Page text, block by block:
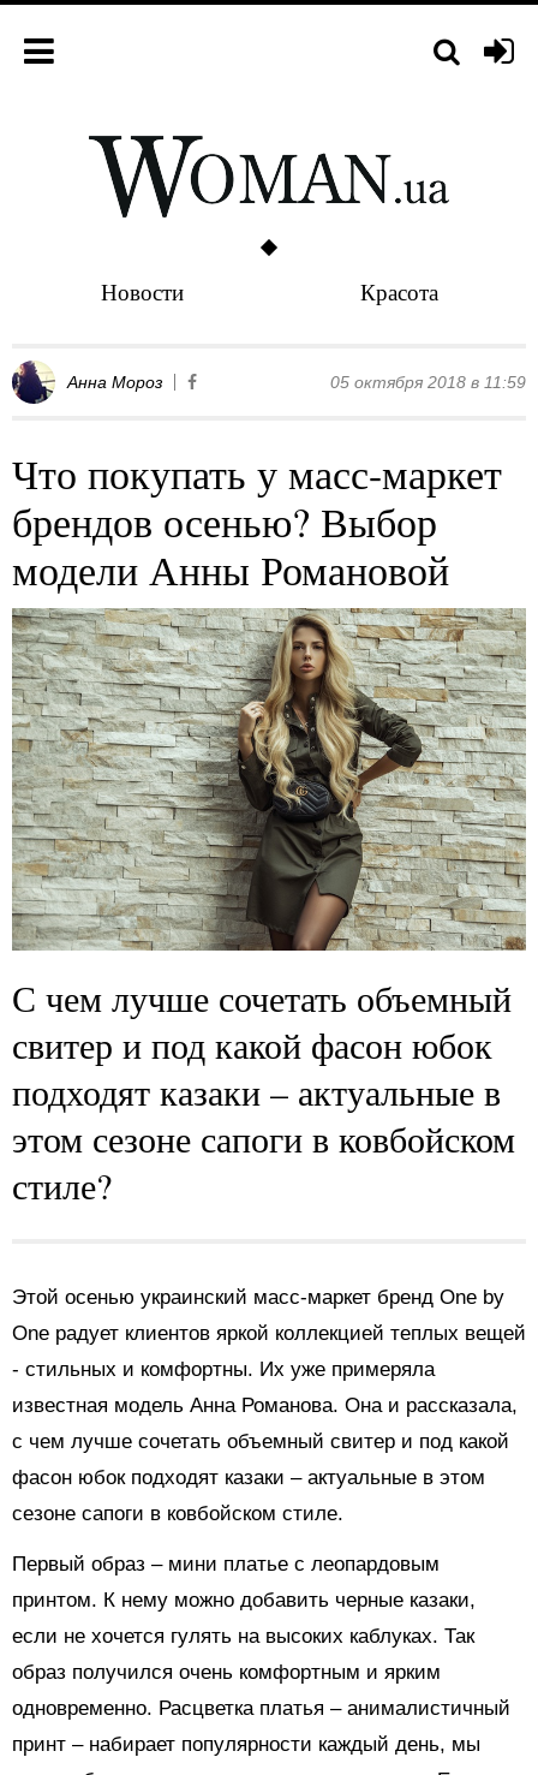
Новости Красота
Анна Мороз 05 октября 2018 в 11:59
Что покупать у масс-маркет
брендов осенью? Выбор
модели Анны Романовой
С чем лучше сочетать объемный
свитер и под какой фасон юбок
подходят казаки – актуальные в
этом сезоне сапоги в ковбойском
стиле?
Этой осенью украинский масс-маркет бренд One by
One радует клиентов яркой коллекцией теплых вещей
- стильных и комфортны. Их уже примеряла
известная модель Анна Романова. Она и рассказала,
с чем лучше сочетать объемный свитер и под какой
фасон юбок подходят казаки – актуальные в этом
сезоне сапоги в ковбойском стиле.
Первый образ – мини платье с леопардовым
принтом. К нему можно добавить черные казаки,
если не хочется гулять на высоких каблуках. Так
образ получился очень комфортным и ярким
одновременно. Расцветка платья – анималистичный
принт – набирает популярности каждый день, мы